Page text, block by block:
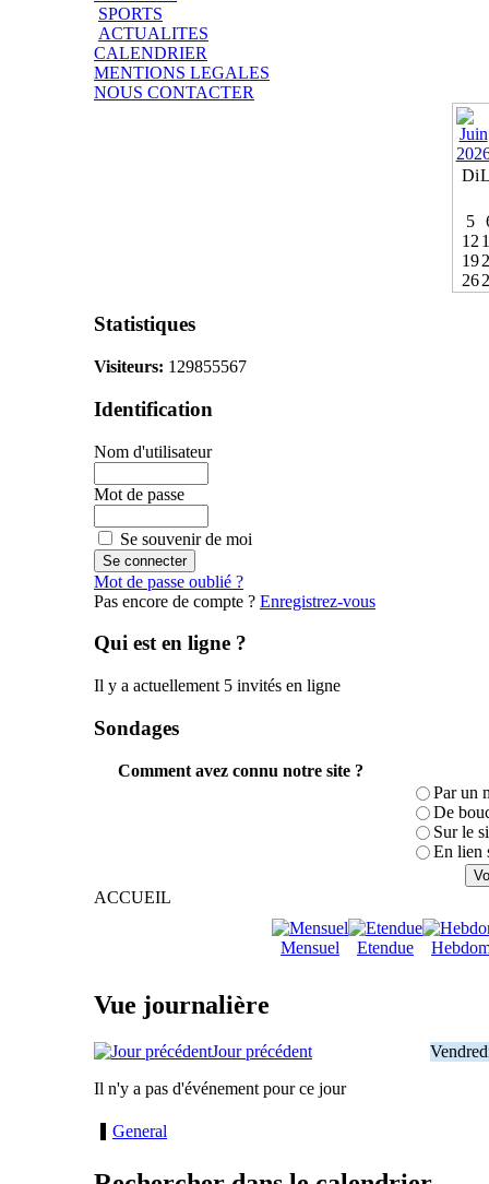
SPORTS
ACTUALITES
CALENDRIER
MENTIONS LEGALES
NOUS CONTACTER
Di
5
12
19
26
Statistiques
Visiteurs: 129855567
Identification
Nom d'utilisateur
Mot de passe
Se souvenir de moi
Mot de passe oublié ?
Pas encore de compte ? Enregistrez-vous
Qui est en ligne ?
Il y a actuellement 5 invités en ligne
Sondages
Comment avez connu notre site ?
Par un
De
Sur le
En lien
ACCUEIL
Mensuel Etendue
Vue journalière
Jour précédent
Il n'y a pas d'événement pour ce jour
General